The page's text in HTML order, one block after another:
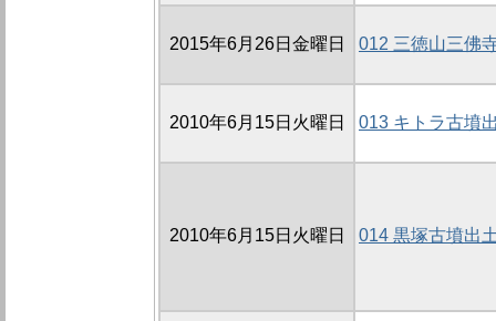
2015年6月26日金曜日 012 三徳山三佛
2010年6月15日火曜日 013 キトラ古墳
2010年6月15日火曜日 014 黒塚古墳出